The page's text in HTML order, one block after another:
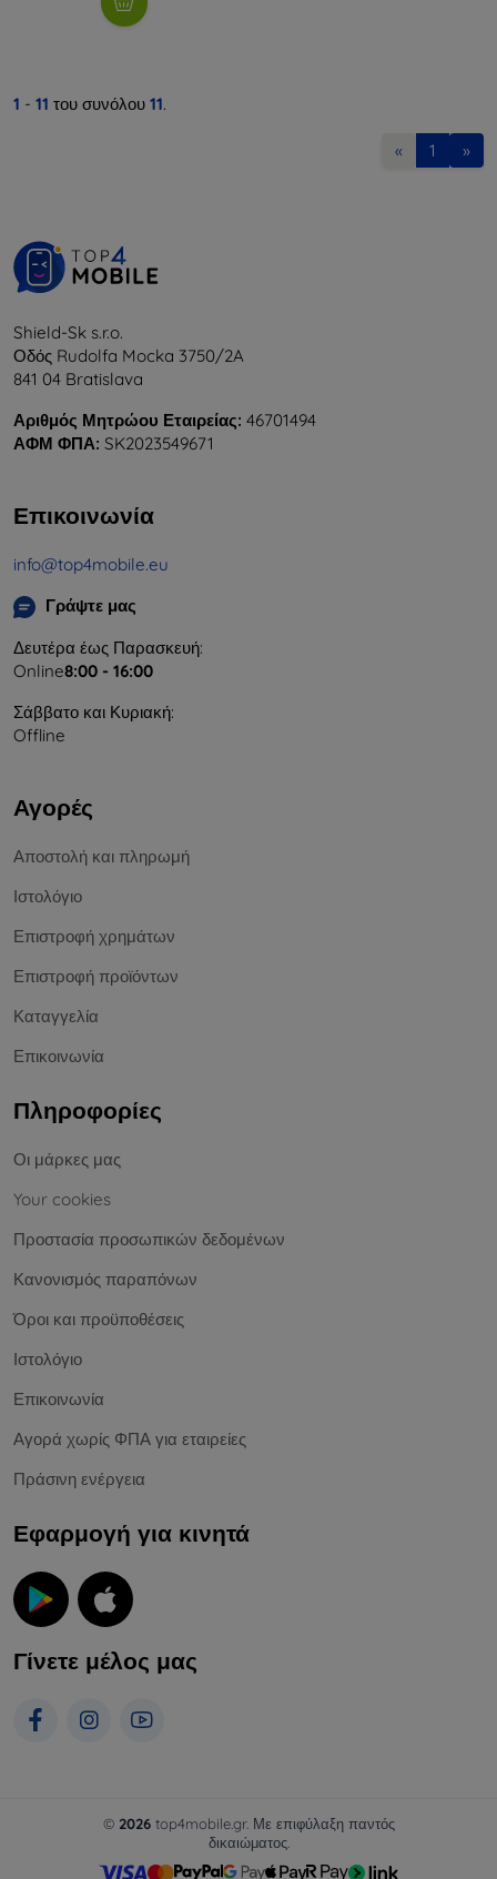
1 - 11 του συνόλου 11.
« 1 »
Shield-Sk s.r.o.
Οδός Rudolfa Mocka 3750/2A
841 04 Bratislava
Αριθμός Μητρώου Εταιρείας: 46701494
ΑΦΜ ΦΠΑ: SK2023549671
Επικοινωνία
info@top4mobile.eu
Γράψτε μας
Δευτέρα έως Παρασκευή:
Online8:00 - 16:00
Σάββατο και Κυριακή:
Offline
Αγορές
Αποστολή και πληρωμή
Ιστολόγιο
Επιστροφή χρημάτων
Επιστροφή προϊόντων
Καταγγελία
Επικοινωνία
Πληροφορίες
Οι μάρκες μας
Your cookies
Προστασία προσωπικών δεδομένων
Κανονισμός παραπόνων
Όροι και προϋποθέσεις
Ιστολόγιο
Επικοινωνία
Αγορά χωρίς ΦΠΑ για εταιρείες
Πράσινη ενέργεια
Εφαρμογή για κινητά
Γίνετε μέλος μας
© 2026top4mobile.gr. Με επιφύλαξη παντός
δικαιώματος.